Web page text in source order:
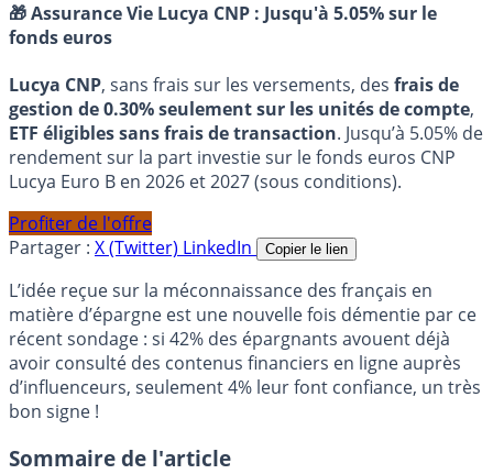
🎁 Assurance Vie Lucya CNP : Jusqu'à 5.05% sur le
fonds euros
Lucya CNP, sans frais sur les versements, des frais de
gestion de 0.30% seulement sur les unités de compte,
ETF éligibles sans frais de transaction. Jusqu’à 5.05% de
rendement sur la part investie sur le fonds euros CNP
Lucya Euro B en 2026 et 2027 (sous conditions).
Profiter de l'offre
Partager : X (Twitter) LinkedIn Copier le lien
L’idée reçue sur la méconnaissance des français en
matière d’épargne est une nouvelle fois démentie par ce
récent sondage : si 42% des épargnants avouent déjà
avoir consulté des contenus financiers en ligne auprès
d’influenceurs, seulement 4% leur font confiance, un très
bon signe !
Sommaire de l'article